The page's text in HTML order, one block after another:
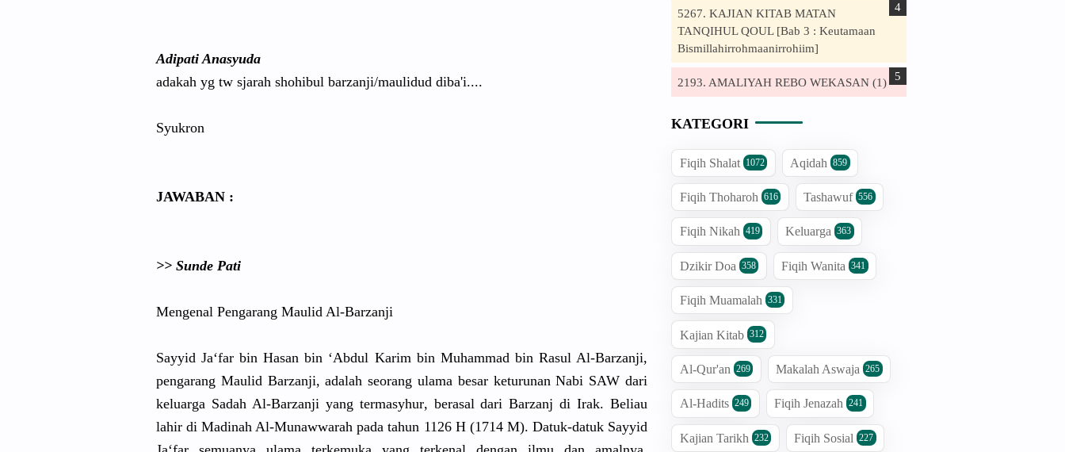
Adipati Anasyuda
adakah yg tw sjarah shohibul barzanji/maulidud diba'i....
Syukron
JAWABAN :
>> Sunde Pati
Mengenal Pengarang Maulid Al-Barzanji
Sayyid Ja‘far bin Hasan bin ‘Abdul Karim bin Muhammad bin Rasul Al-Barzanji,
pengarang Maulid Barzanji, adalah seorang ulama besar keturunan Nabi SAW dari
keluarga Sadah Al-Barzanji yang termasyhur, berasal dari Barzanj di Irak. Beliau
lahir di Madinah Al-Munawwarah pada tahun 1126 H (1714 M). Datuk-datuk Sayyid
5267. KAJIAN KITAB MATAN
TANQIHUL QOUL [Bab 3 : Keutamaan
Bismillahirrohmaanirrohiim]
2193. AMALIYAH REBO WEKASAN (1)
KATEGORI
Fiqih Shalat 1072 Aqidah 859
Fiqih Thoharoh 616 Tashawuf 556
Fiqih Nikah 419 Keluarga 363
Dzikir Doa 358 Fiqih Wanita 341
Fiqih Muamalah 331
Kajian Kitab 312
Al-Qur'an 269 Makalah Aswaja 265
Al-Hadits 249 Fiqih Jenazah 241
Kajian Tarikh 232 Fiqih Sosial 227